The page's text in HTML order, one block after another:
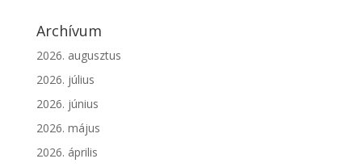
Archívum
2026. augusztus
2026. július
2026. június
2026. május
2026. április